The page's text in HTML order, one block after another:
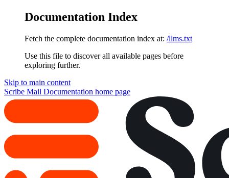
Documentation Index
Fetch the complete documentation index at: /llms.txt
Use this file to discover all available pages before
exploring further.
Skip to main content
Scribe Mail Documentation home page